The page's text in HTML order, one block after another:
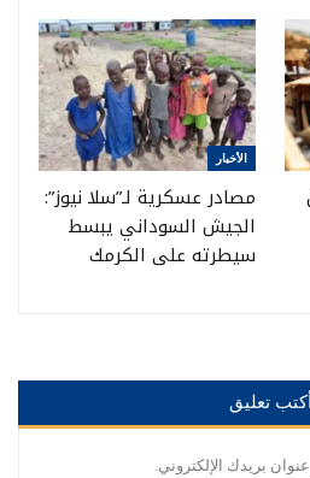
الأخبار
مصادر عسكرية لـ”سلا نيوز”:
الجيش السوداني يبسط
سيطرته على الكرمك
أكتب تعليق
بريدك الإلكتروني.